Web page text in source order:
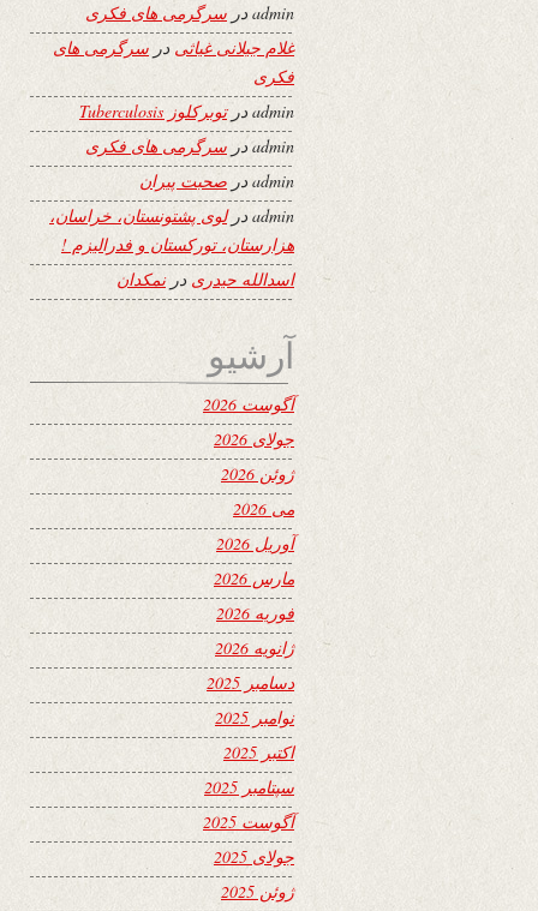
admin در سرگرمی های فکری
غلام جیلانی غیاثی در سرگرمی های
فکری
adminدرتوبرکلوز Tuberculosis
adminدر سرگرمی های فکری
admin در صحبت پیران
adminدرلوی پشتونستان، خراسان،
هزارستان، تورکستان و فدرالیزم !
اسدالله حیدری درنمکدان
آرشیو
آگوست 2026
جولای 2026
ژوئن 2026
می 2026
آوریل 2026
مارس 2026
فوریه 2026
ژانویه 2026
دسامبر 2025
نوامبر 2025
اکتبر 2025
سپتامبر 2025
آگوست 2025
جولای 2025
ژوئن 2025